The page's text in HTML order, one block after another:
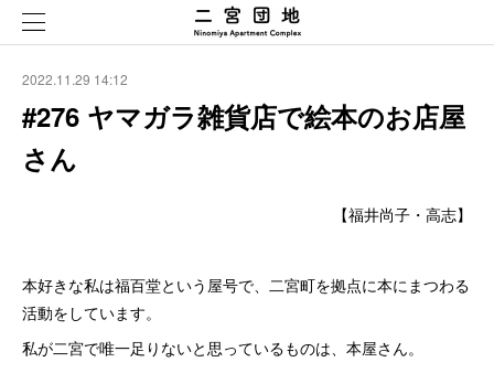
2022.11.29 14:12
#276 ヤマガラ雑貨店で絵本のお店屋
さん
【福井尚子・高志】
本好きな私は福百堂という屋号で、二宮町を拠点に本にまつわる
活動をしています。
私が二宮で唯一足りないと思っているものは、本屋さん。